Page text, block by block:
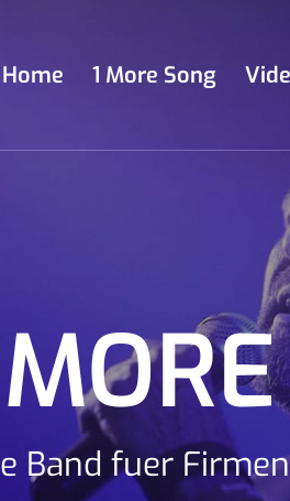
Home 1 More Song
Band fuer